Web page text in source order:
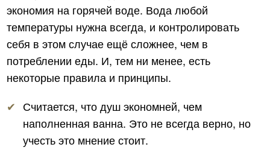
экономия на горячей воде. Вода любой
температуры нужна всегда, и контролировать
себя в этом случае ещё сложнее, чем в
потреблении еды. И, тем ни менее, есть
некоторые правила и принципы.
Считается, что душ экономней, чем
наполненная ванна. Это не всегда верно, но
учесть это мнение стоит.